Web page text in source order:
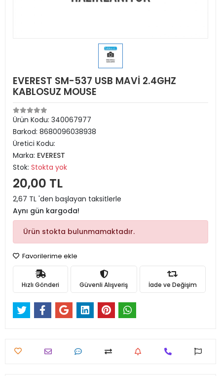
EVEREST SM-537 USB MAVİ 2.4GHZ
KABLOSUZ MOUSE
Ürün Kodu: 340067977
Barkod: 8680096038938
Üretici Kodu:
Marka: EVEREST
Stok: Stokta yok
20,00 TL
2,67 TL 'den başlayan taksitlerle
Aynı gün kargoda!
Ürün stokta bulunmamaktadır.
Favorilerime ekle
Hızlı Gönderi Güvenli Alışveriş İade ve Değişim